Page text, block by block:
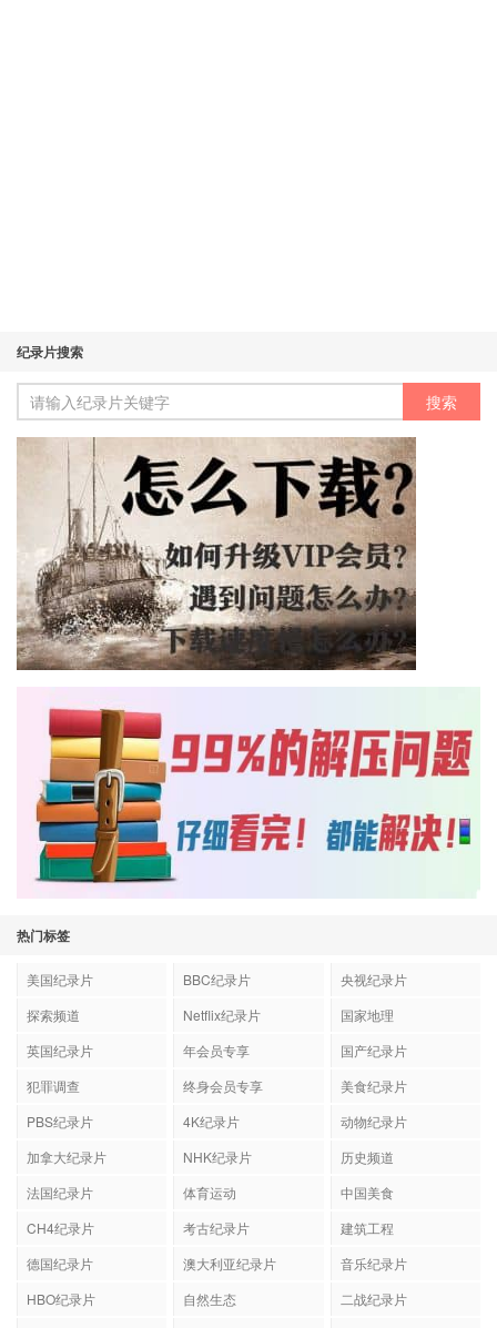
纪录片搜索
热门标签
美国纪录片 BBC纪录片
央视纪录片
探索频道
Netflix纪录片
国家地理
英国纪录片
年会员专享
国产纪录片
犯罪调查
终身会员专享
美食纪录片
PBS纪录片
4K纪录片
动物纪录片
加拿大纪录片
NHK纪录片
历史频道
法国纪录片
体育运动
中国美食
CH4纪录片
考古纪录片
建筑工程
德国纪录片
澳大利亚纪录片
音乐纪录片
HBO纪录片
自然生态
二战纪录片